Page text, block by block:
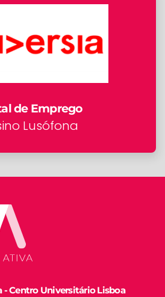
de Emprego
Lusófona
- Centro Universitário Lisboa